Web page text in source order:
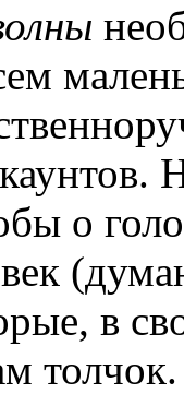
о
в
толчок.